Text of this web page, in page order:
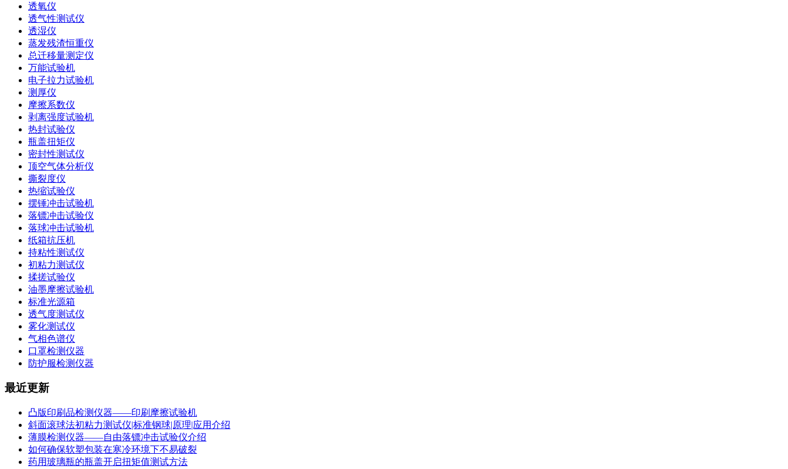
透氧仪
透气性测试仪
透湿仪
蒸发残渣恒重仪
总迁移量测定仪
万能试验机
电子拉力试验机
测厚仪
摩擦系数仪
剥离强度试验机
热封试验仪
瓶盖扭矩仪
密封性测试仪
顶空气体分析仪
撕裂度仪
热缩试验仪
摆锤冲击试验机
落镖冲击试验仪
落球冲击试验机
纸箱抗压机
持粘性测试仪
初粘力测试仪
揉搓试验仪
油墨摩擦试验机
标准光源箱
透气度测试仪
雾化测试仪
气相色谱仪
口罩检测仪器
防护服检测仪器
最近更新
凸版印刷品检测仪器——印刷摩擦试验机
斜面滚球法初粘力测试仪|标准钢球|原理|应用介绍
薄膜检测仪器——自由落镖冲击试验仪介绍
如何确保软塑包装在寒冷环境下不易破裂
药用玻璃瓶的瓶盖开启扭矩值测试方法